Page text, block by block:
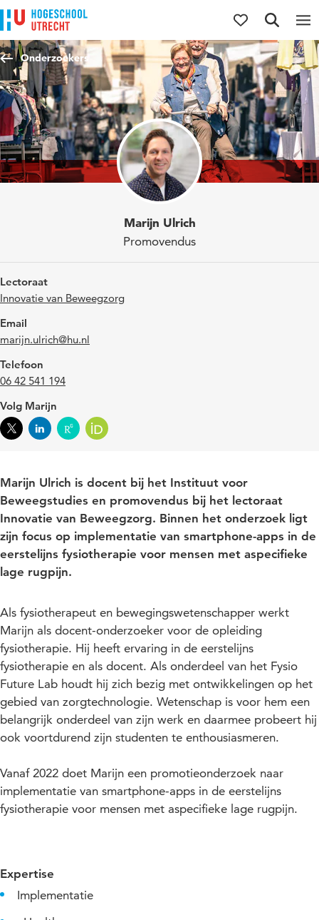
Direct naar de inhoud
Direct naar de hoofdnavigatie
Direct naar de zoekfunctie
Onderzoekers
Marijn Ulrich
Promovendus
Lectoraat
Innovatie van Beweegzorg
Email
marijn.ulrich@hu.nl
Telefoon
06 42 541 194
Volg Marijn
Marijn Ulrich is docent bij het Instituut voor
Beweegstudies en promovendus bij het lectoraat
Innovatie van Beweegzorg. Binnen het onderzoek ligt
zijn focus op implementatie van smartphone-apps in de
eerstelijns fysiotherapie voor mensen met aspecifieke
lage rugpijn.
Als fysiotherapeut en bewegingswetenschapper werkt
Marijn als docent-onderzoeker voor de opleiding
fysiotherapie. Hij heeft ervaring in de eerstelijns
fysiotherapie en als docent. Als onderdeel van het Fysio
Future Lab houdt hij zich bezig met ontwikkelingen op het
gebied van zorgtechnologie. Wetenschap is voor hem een
belangrijk onderdeel van zijn werk en daarmee probeert hij
ook voortdurend zijn studenten te enthousiasmeren.
Vanaf 2022 doet Marijn een promotieonderzoek naar
implementatie van smartphone-apps in de eerstelijns
fysiotherapie voor mensen met aspecifieke lage rugpijn.
Expertise
Implementatie